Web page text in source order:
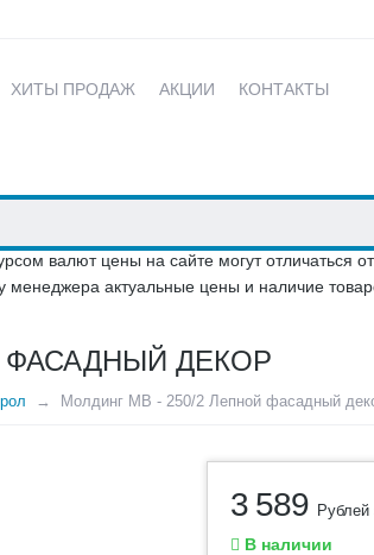
ХИТЫ ПРОДАЖ АКЦИИ КОНТАКТЫ
валют цены на сайте могут отличаться
актуальные цены и наличие
ФАСАДНЫЙ ДЕКОР
Молдинг МВ - 250/2 Лепной фасадный
3 589 Рублей
В наличии